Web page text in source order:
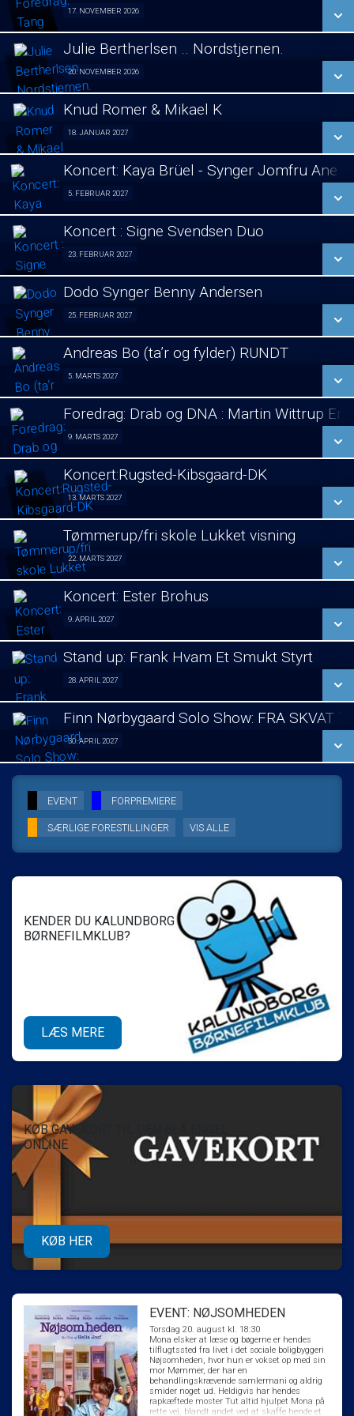
SE ALLE DAGE
LÆS MERE
17. NOVEMBER 2026Foredrag fra Århus 17/11
SE ALLE DAGE
LÆS MERE
Julie Bertherlsen .. Nordstjernen.
20. NOVEMBER 2026Jule koncert. 20/11
LÆS MERE
Knud Romer & Mikael K
18. JANUAR 2027
LÆS MERE
Koncert: Kaya Brüel - Synger Jomfru Ane
5. FEBRUAR 2027
LÆS MERE
Koncert : Signe Svendsen Duo
23. FEBRUAR 2027
Koncert : Signe Svendsen Duo 23/02
LÆS MERE
Dodo Synger Benny Andersen
25. FEBRUAR 2027
LÆS MERE
Andreas Bo (ta’r og fylder) RUNDT
5. MARTS 2027
LÆS MERE
Foredrag: Drab og DNA : Martin Wittrup
9. MARTS 2027
LÆS MERE
Koncert:Rugsted-Kibsgaard-DK
13. MARTS 2027
LÆS MERE
Tømmerup/fri skole Lukket visning
22. MARTS 2027Lukket visning 22/03
LÆS MERE
Koncert: Ester Brohus
9. APRIL 2027
LÆS MERE
Stand up: Frank Hvam Et Smukt Styrt
28. APRIL 2027
LÆS MERE
Finn Nørbygaard Solo Show: FRA SKVAT
30. APRIL 2027
SE ALLE DAGE
LÆS MERE
EVENT FORPREMIERE
SÆRLIGE FORESTILLINGER VIS ALLE
KENDER DU KALUNDBORG
BØRNEFILMKLUB?
LÆS MERE
KØB GAVEKORT TIL DEN BLÅ ENGEL
ONLINE
KØB HER
EVENT: NØJSOMHEDEN
Torsdag 20. august kl. 18:30
Mona elsker at læse og bøgerne er hendes
tilflugtssted fra livet i det sociale boligbyggeri
Nøjsomheden, hvor hun er vokset op med sin
mor Mømmer, der har en
behandlingskrævende samlermani og aldrig
smider noget ud. Heldigvis har hendes
rapkæftede moster Tut altid hjulpet Mona på
rette vej, blandt andet ved at skaffe hende et